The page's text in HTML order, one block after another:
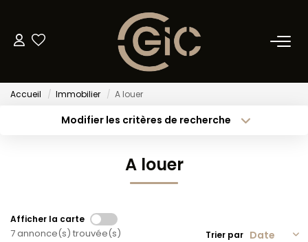
NOS BIENS
Acheter
Louer
METTRE EN LOCATION
GESTION LOCATIVE
Accueil Immobilier A louer
Modifier les critères de recherche
A louer
Afficher la carte
7 annonce(s) trouvée(s) Trier par